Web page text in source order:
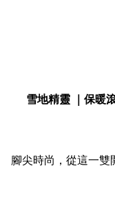
雪地精靈 ｜保暖
腳尖時尚，從這一